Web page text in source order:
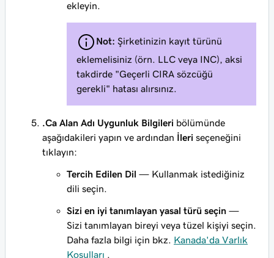
ekleyin.
Not: Şirketinizin kayıt türünü
eklemelisiniz (örn. LLC veya INC), aksi
takdirde "Geçerli CIRA sözcüğü
gerekli" hatası alırsınız.
.Ca Alan Adı Uygunluk Bilgileri bölümünde
aşağıdakileri yapın ve ardından İleri seçeneğini
tıklayın:
Tercih Edilen Dil — Kullanmak istediğiniz
dili seçin.
Sizi en iyi tanımlayan yasal türü seçin —
Sizi tanımlayan bireyi veya tüzel kişiyi seçin.
Daha fazla bilgi için bkz. Kanada'da Varlık
Koşulları